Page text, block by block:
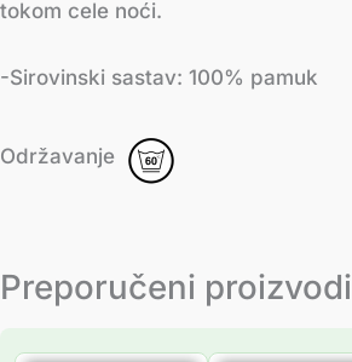
tokom cele noći.
-Sirovinski sastav: 100% pamuk
Održavanje
Preporučeni proizvodi